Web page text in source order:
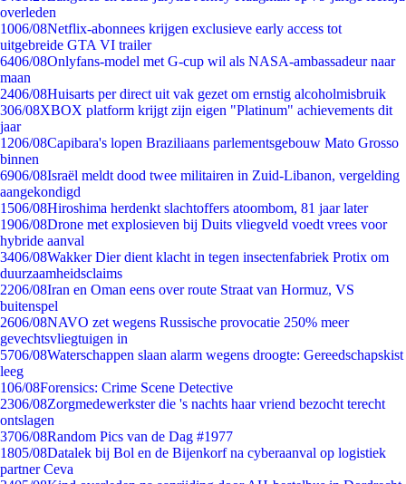
overleden
1006/08Netflix-abonnees krijgen exclusieve early access tot
uitgebreide GTA VI trailer
6406/08Onlyfans-model met G-cup wil als NASA-ambassadeur naar
maan
2406/08Huisarts per direct uit vak gezet om ernstig alcoholmisbruik
306/08XBOX platform krijgt zijn eigen "Platinum" achievements dit
jaar
1206/08Capibara's lopen Braziliaans parlementsgebouw Mato Grosso
binnen
6906/08Israël meldt dood twee militairen in Zuid-Libanon, vergelding
aangekondigd
1506/08Hiroshima herdenkt slachtoffers atoombom, 81 jaar later
1906/08Drone met explosieven bij Duits vliegveld voedt vrees voor
hybride aanval
3406/08Wakker Dier dient klacht in tegen insectenfabriek Protix om
duurzaamheidsclaims
2206/08Iran en Oman eens over route Straat van Hormuz, VS
buitenspel
2606/08NAVO zet wegens Russische provocatie 250% meer
gevechtsvliegtuigen in
5706/08Waterschappen slaan alarm wegens droogte: Gereedschapskist
leeg
106/08Forensics: Crime Scene Detective
2306/08Zorgmedewerkster die 's nachts haar vriend bezocht terecht
ontslagen
3706/08Random Pics van de Dag #1977
1805/08Datalek bij Bol en de Bijenkorf na cyberaanval op logistiek
partner Ceva